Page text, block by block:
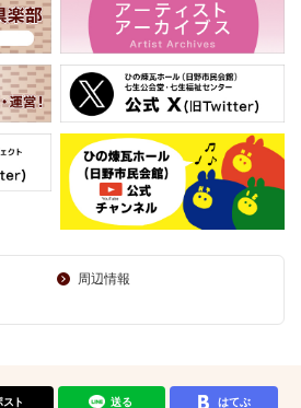
周辺情報
スト 送る はてぶ